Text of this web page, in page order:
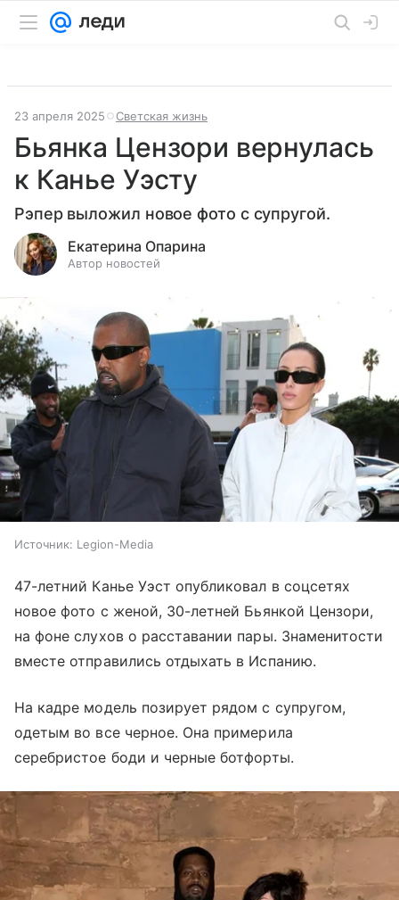
23 апреля 2025 Светская жизнь
Бьянка Цензори вернулась
к Канье Уэсту
Рэпер выложил новое фото с супругой.
Екатерина Опарина
Автор новостей
Источник: Legion-Media
47-летний Канье Уэст опубликовал в соцсетях
новое фото с женой, 30-летней Бьянкой Цензори,
на фоне слухов о расставании пары. Знаменитости
вместе отправились отдыхать в Испанию.
На кадре модель позирует рядом с супругом,
одетым во все черное. Она примерила
серебристое боди и черные ботфорты.